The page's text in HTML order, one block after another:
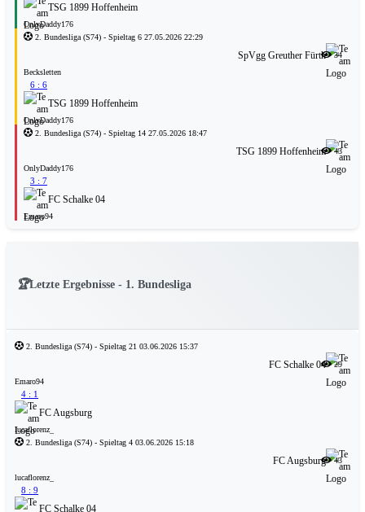
TSG 1899 Hoffenheim
OnlyDaddy176
2. Bundesliga(S74) - Spieltag 6 27.05.2026 22:29
34
SpVgg Greuther Fürth
Becksletten
6 : 6
TSG 1899 Hoffenheim
OnlyDaddy176
2. Bundesliga(S74) - Spieltag 14 27.05.2026 18:47
43
TSG 1899 Hoffenheim
OnlyDaddy176
3 : 7
FC Schalke 04
Emaro94
🏆Letzte Ergebnisse - 1. Bundesliga
2. Bundesliga(S74) - Spieltag 21 03.06.2026 15:37
29
FC Schalke 04
Emaro94
4 : 1
FC Augsburg
lucaflorenz_
2. Bundesliga(S74) - Spieltag 4 03.06.2026 15:18
43
FC Augsburg
lucaflorenz_
8 : 9
FC Schalke 04